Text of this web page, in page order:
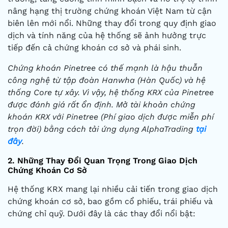
nâng hạng thị trường chứng khoán Việt Nam từ cận
biên lên mới nổi. Những thay đổi trong quy định giao
dịch và tính năng của hệ thống sẽ ảnh hưởng trực
tiếp đến cả chứng khoán cơ sở và phái sinh.
Chứng khoán Pinetree có thế mạnh là hậu thuẫn
công nghệ từ tập đoàn Hanwha (Hàn Quốc) và hệ
thống Core tự xây. Vì vậy, hệ thống KRX của Pinetree
được đánh giá rất ổn định. Mở tài khoản chứng
khoán KRX với Pinetree (Phí giao dịch được miễn phí
trọn đời) bằng cách tải ứng dụng AlphaTrading tại
đây.
2. Những Thay Đổi Quan Trọng Trong Giao Dịch
Chứng Khoán Cơ Sở
Hệ thống KRX mang lại nhiều cải tiến trong giao dịch
chứng khoán cơ sở, bao gồm cổ phiếu, trái phiếu và
chứng chỉ quỹ. Dưới đây là các thay đổi nổi bật: